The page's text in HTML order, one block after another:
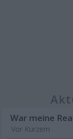
War meine
Vor Kurzem